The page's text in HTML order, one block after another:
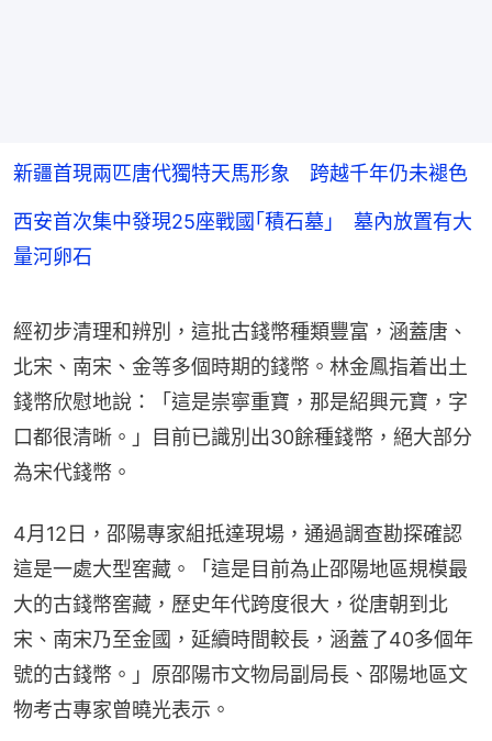
新疆首現兩匹唐代獨特天馬形象 跨越千年仍未褪色
西安首次集中發現25座戰國｢積石墓｣ 墓內放置有大
量河卵石
經初步清理和辨別，這批古錢幣種類豐富，涵蓋唐、
北宋、南宋、金等多個時期的錢幣。林金鳳指着出土
錢幣欣慰地說：「這是崇寧重寶，那是紹興元寶，字
口都很清晰。」目前已識別出30餘種錢幣，絕大部分
為宋代錢幣。
4月12日，邵陽專家組抵達現場，通過調查勘探確認
這是一處大型窖藏。「這是目前為止邵陽地區規模最
大的古錢幣窖藏，歷史年代跨度很大，從唐朝到北
宋、南宋乃至金國，延續時間較長，涵蓋了40多個年
號的古錢幣。」原邵陽市文物局副局長、邵陽地區文
物考古專家曾曉光表示。